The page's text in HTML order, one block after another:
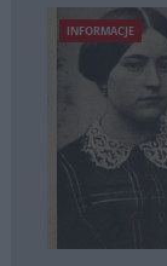
INFORMACJE